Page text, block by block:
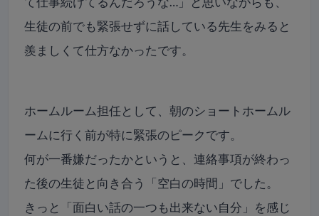
生徒の前でも緊張せずに話している先生をみると
羨ましくて仕方なかったです。
ホームルーム担任として、朝のショートホームル
ームに行く前が特に緊張のピークです。
何が一番嫌だったかというと、連絡事項が終わっ
た後の生徒と向き合う「空白の時間」でした。
きっと「面白い話の一つも出来ない自分」を感じ